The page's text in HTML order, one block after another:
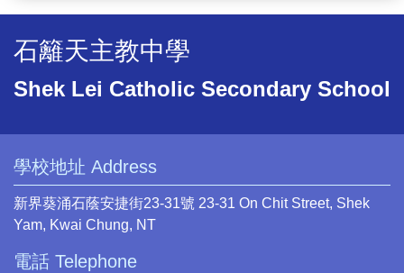
石籬天主教中學
Shek Lei Catholic Secondary School
學校地址 Address
新界葵涌石蔭安捷街23-31號 23-31 On Chit Street, Shek
Yam, Kwai Chung, NT
電話 Telephone